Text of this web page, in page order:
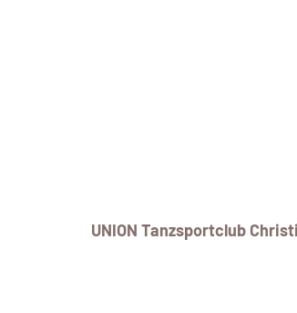
UNION Tanzsportclub